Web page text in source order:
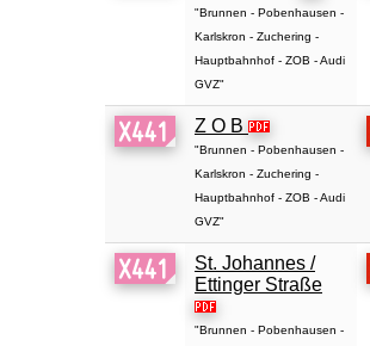
"Brunnen - Pobenhausen -
Karlskron - Zuchering -
Hauptbahnhof - ZOB - Audi
GVZ"
Z O B
"Brunnen - Pobenhausen -
Karlskron - Zuchering -
Hauptbahnhof - ZOB - Audi
GVZ"
St. Johannes /
Ettinger Straße
"Brunnen - Pobenhausen -